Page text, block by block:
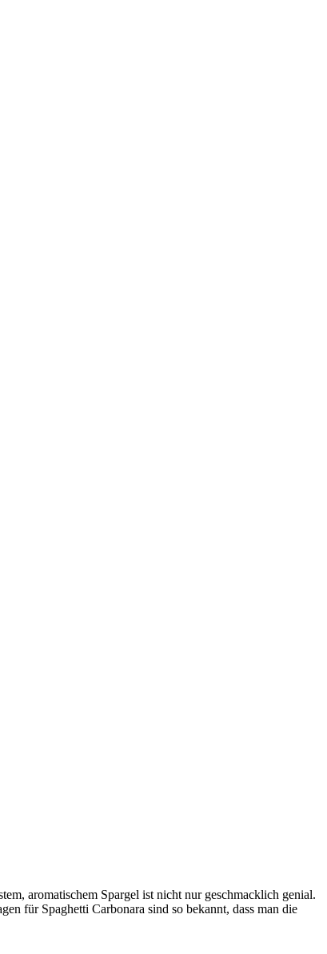
aromatischem Spargel ist nicht nur geschmacklich genial.
für Spaghetti Carbonara sind so bekannt, dass man die